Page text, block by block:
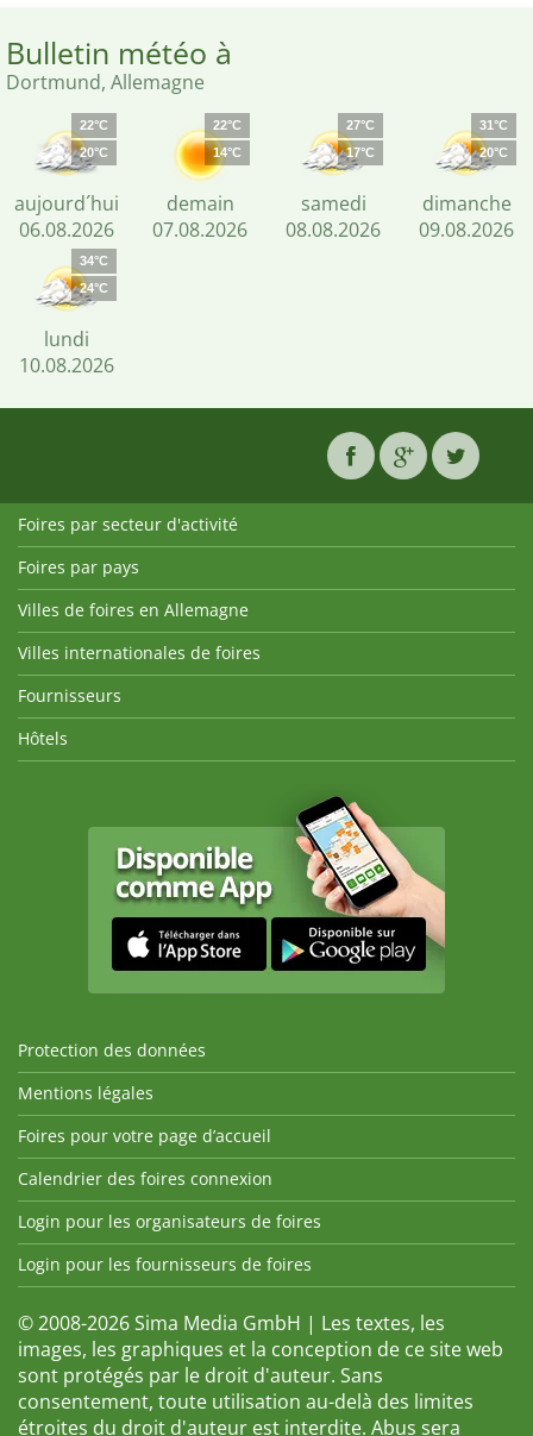
Bulletin météo à
Dortmund, Allemagne
22°C
20°C
aujourd´hui
06.08.2026
22°C
14°C
demain
07.08.2026
27°C
17°C
samedi
08.08.2026
31°C
20°C
dimanche
09.08.2026
34°C
24°C
lundi
10.08.2026
Foires par secteur d'activité
Foires par pays
Villes de foires en Allemagne
Villes internationales de foires
Fournisseurs
Hôtels
Protection des données
Mentions légales
Foires pour votre page d’accueil
Calendrier des foires connexion
Login pour les organisateurs de foires
Login pour les fournisseurs de foires
© 2008-2026 Sima Media GmbH | Les textes, les
images, les graphiques et la conception de ce site web
sont protégés par le droit d'auteur. Sans
consentement, toute utilisation au-delà des limites
étroites du droit d'auteur est interdite. Abus sera